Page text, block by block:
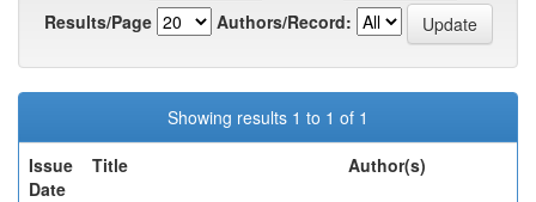
Results/Page
Authors/Record:
Showing results 1 to 1 of 1
Issue
Date
Title Author(s)